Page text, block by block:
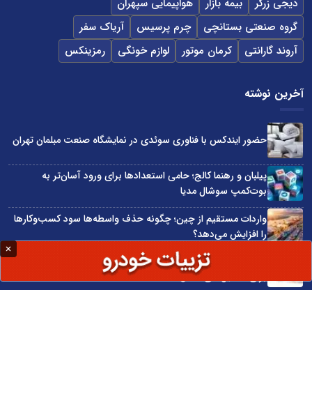
دیجی زرگر
بیمه بازار
هواپیمایی سپهران
گروه صنعتی بستانچی
چرم پرسیس
آریاک سفر
آروند گارانتی
کرمان موتور لوازم خونگی رمزینکس
آخرین نوشته
حضور ایندکس با فناوری سوئدی در نمایشگاه صنعت مبلمان تهران
پیلبان و رهنما کالج؛ حامی استعدادها برای ورود آسان‌تر به
بوت‌کمپ سوشال مدیا
واردات مستقیم از چین؛ چگونه حذف واسطه‌ها سود کسب‌وکارها
را افزایش می‌دهد؟
ترند ترین دستبندهای طلا برای تابستان؛ انتخابی ظریف و متفاوت
برای استایل‌های خاص